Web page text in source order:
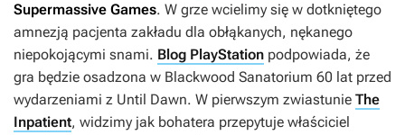
Supermassive Games. W grze wcielimy się w dotkniętego
amnezją pacjenta zakładu dla obłąkanych, nękanego
niepokojącymi snami. Blog PlayStation podpowiada, że
gra będzie osadzona w Blackwood Sanatorium 60 lat przed
wydarzeniami z Until Dawn. W pierwszym zwiastunie The
Inpatient, widzimy jak bohatera przepytuje właściciel